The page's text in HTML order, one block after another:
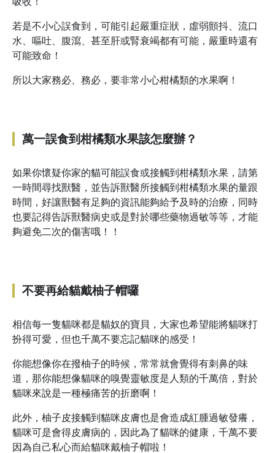
若是不小心誤食到，可能引起嚴重症狀，虛弱顫抖、流口
水、嘔吐、腹瀉、甚至肝或腎衰竭都有可能，嚴重時還有
可能致命！
所以大家務必、務必，要非常小心柑橘類的水果啊！
萬一誤食到柑橘類水果該怎麼辦？
如果你懷疑你家的貓可能誤食或接觸到柑橘類水果，請第
一時間尋找獸醫，並告訴獸醫所接觸到柑橘類水果的量跟
時間，好讓獸醫有足夠的資訊能夠給予及時的治療，同時
也要記得告訴獸醫病史或是對於哪些藥物過敏等等，才能
夠避免二次的傷害哦！！
不要再給貓戴柚子帽囉
相信每一隻貓咪都是貓奴的寶貝，大家也希望能將貓咪打
扮得可愛，但也千萬不要忘記貓咪的感受！
你能想像你在撥柚子的時候，常常就會覺得有刺鼻的味
道，那你能想像貓咪的嗅覺靈敏度是人類的千萬倍，對於
貓咪來說是一種極痛苦的折磨啊！
此外，柚子皮接觸到貓咪皮膚也是會造成紅腫過敏發癢，
貓咪可是會得皮膚病的，因此為了貓咪的健康，千萬不要
因為自己私心而給貓咪戴柚子帽啦！